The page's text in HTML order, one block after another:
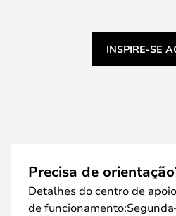
INSPIRE-SE
Precisa de
Detalhes do centro de
de